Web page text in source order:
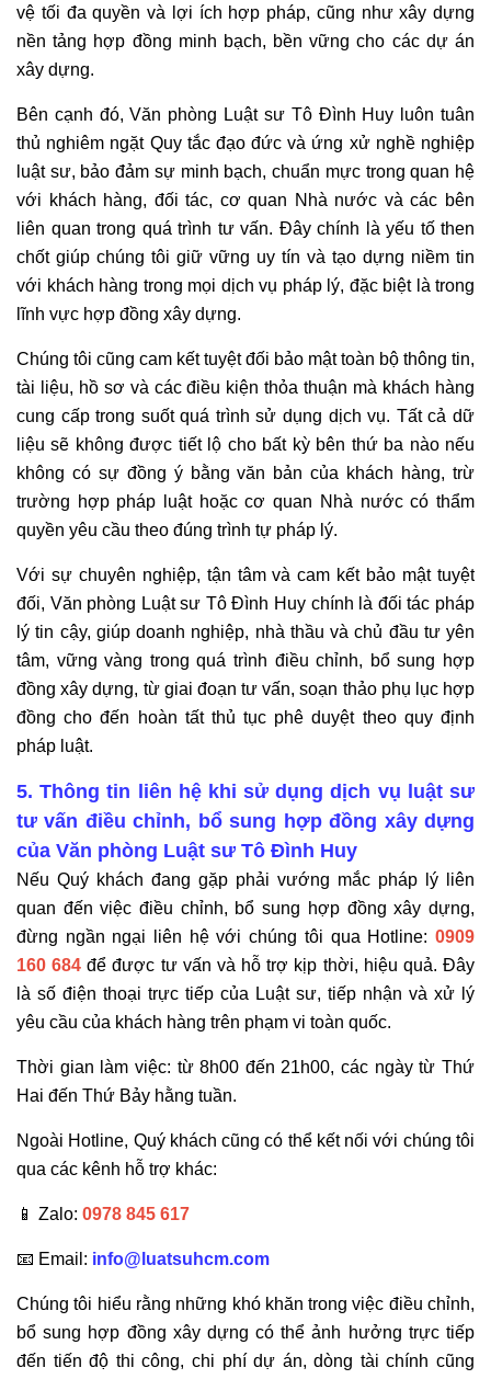
vệ tối đa quyền và lợi ích hợp pháp, cũng như xây dựng
nền tảng hợp đồng minh bạch, bền vững cho các dự án
xây dựng.
Bên cạnh đó, Văn phòng Luật sư Tô Đình Huy luôn tuân
thủ nghiêm ngặt Quy tắc đạo đức và ứng xử nghề nghiệp
luật sư, bảo đảm sự minh bạch, chuẩn mực trong quan hệ
với khách hàng, đối tác, cơ quan Nhà nước và các bên
liên quan trong quá trình tư vấn. Đây chính là yếu tố then
chốt giúp chúng tôi giữ vững uy tín và tạo dựng niềm tin
với khách hàng trong mọi dịch vụ pháp lý, đặc biệt là trong
lĩnh vực hợp đồng xây dựng.
Chúng tôi cũng cam kết tuyệt đối bảo mật toàn bộ thông tin,
tài liệu, hồ sơ và các điều kiện thỏa thuận mà khách hàng
cung cấp trong suốt quá trình sử dụng dịch vụ. Tất cả dữ
liệu sẽ không được tiết lộ cho bất kỳ bên thứ ba nào nếu
không có sự đồng ý bằng văn bản của khách hàng, trừ
trường hợp pháp luật hoặc cơ quan Nhà nước có thẩm
quyền yêu cầu theo đúng trình tự pháp lý.
Với sự chuyên nghiệp, tận tâm và cam kết bảo mật tuyệt
đối, Văn phòng Luật sư Tô Đình Huy chính là đối tác pháp
lý tin cậy, giúp doanh nghiệp, nhà thầu và chủ đầu tư yên
tâm, vững vàng trong quá trình điều chỉnh, bổ sung hợp
đồng xây dựng, từ giai đoạn tư vấn, soạn thảo phụ lục hợp
đồng cho đến hoàn tất thủ tục phê duyệt theo quy định
pháp luật.
5. Thông tin liên hệ khi sử dụng dịch vụ luật sư
tư vấn điều chỉnh, bổ sung hợp đồng xây dựng
của Văn phòng Luật sư Tô Đình Huy
Nếu Quý khách đang gặp phải vướng mắc pháp lý liên
quan đến việc điều chỉnh, bổ sung hợp đồng xây dựng,
đừng ngần ngại liên hệ với chúng tôi qua Hotline: 0909
160 684 để được tư vấn và hỗ trợ kịp thời, hiệu quả. Đây
là số điện thoại trực tiếp của Luật sư, tiếp nhận và xử lý
yêu cầu của khách hàng trên phạm vi toàn quốc.
Thời gian làm việc: từ 8h00 đến 21h00, các ngày từ Thứ
Hai đến Thứ Bảy hằng tuần.
Ngoài Hotline, Quý khách cũng có thể kết nối với chúng tôi
qua các kênh hỗ trợ khác:
📱 Zalo: 0978 845 617
📧 Email: info@luatsuhcm.com
Chúng tôi hiểu rằng những khó khăn trong việc điều chỉnh,
bổ sung hợp đồng xây dựng có thể ảnh hưởng trực tiếp
đến tiến độ thi công, chi phí dự án, dòng tài chính cũng